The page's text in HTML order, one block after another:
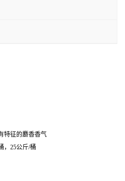
特征的麝香香气
，25公斤/桶